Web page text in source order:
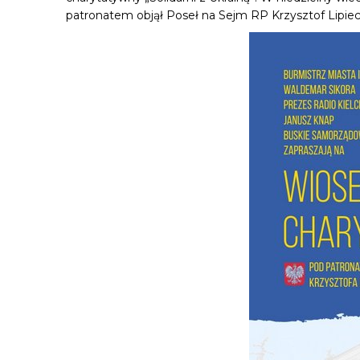
patronatem objął Poseł na Sejm RP Krzysztof